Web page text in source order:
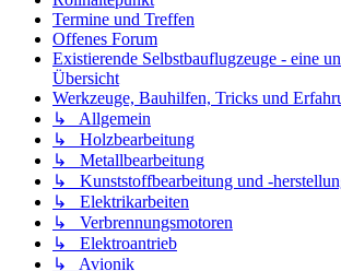
Termine und Treffen
Offenes Forum
Existierende Selbstbauflugzeuge - eine
Übersicht
Werkzeuge, Bauhilfen, Tricks und
↳ Allgemein
↳ Holzbearbeitung
↳ Metallbearbeitung
↳ Kunststoffbearbeitung und -
↳ Elektrikarbeiten
↳ Verbrennungsmotoren
↳ Elektroantrieb
↳ Avionik